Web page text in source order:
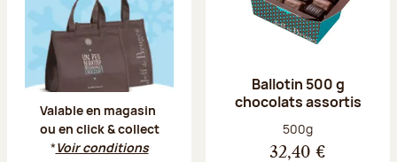
Valable en magasin
ou en click & collect
*Voir conditions
Ballotin 500 g
chocolats assortis
Poids net :
500g
32,40 €